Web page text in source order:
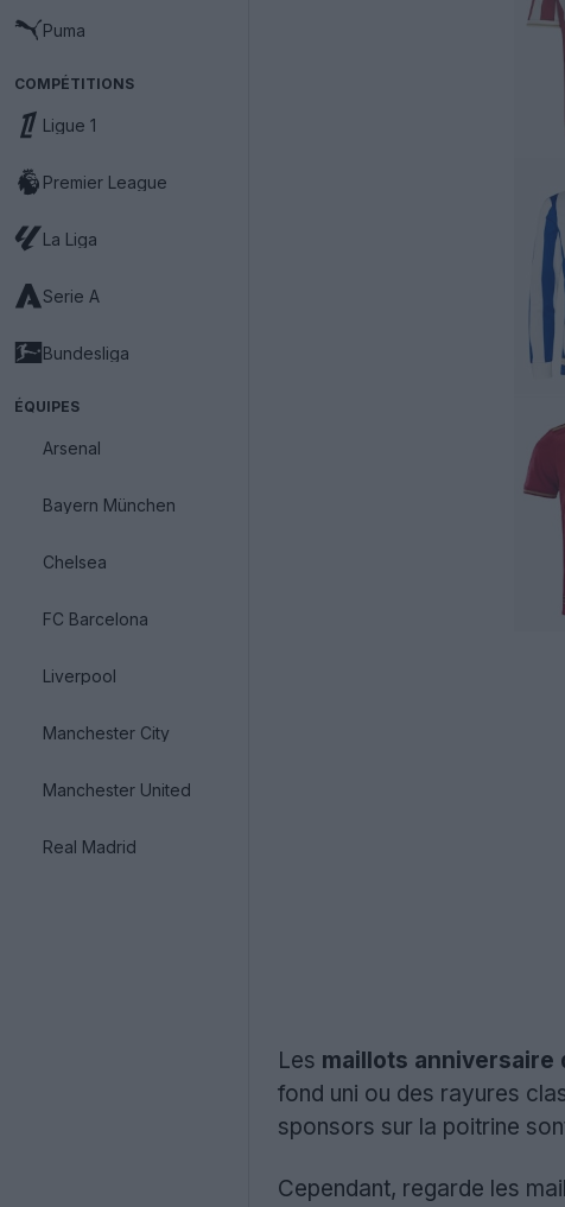
Puma
COMPÉTITIONS
Ligue 1
Premier League
La Liga
Serie A
Bundesliga
ÉQUIPES
Arsenal
Bayern München
Chelsea
FC Barcelona
Liverpool
Manchester City
Manchester United
Real Madrid
Les maillots anniversaire
fond uni ou des rayures
sponsors sur la poitrine
Cependant, regarde les